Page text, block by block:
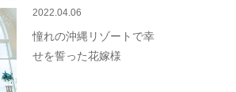
2022.04.06
憧れの沖縄リゾートで幸
せを誓った花嫁様